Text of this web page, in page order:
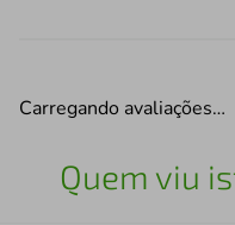
Carregando avaliações…
Quem viu